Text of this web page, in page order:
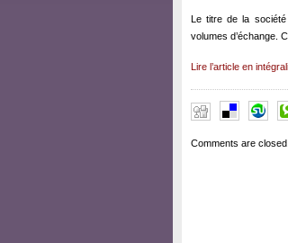
Le titre de la
volumes d’échange.
Lire l’article en
Comments are closed.